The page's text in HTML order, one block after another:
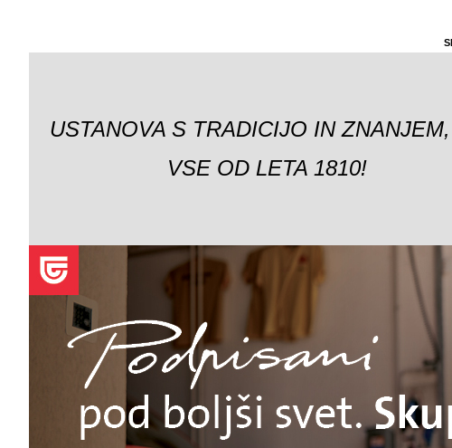
USTANOVA S TRADICIJO IN
VSE OD LETA 1810!